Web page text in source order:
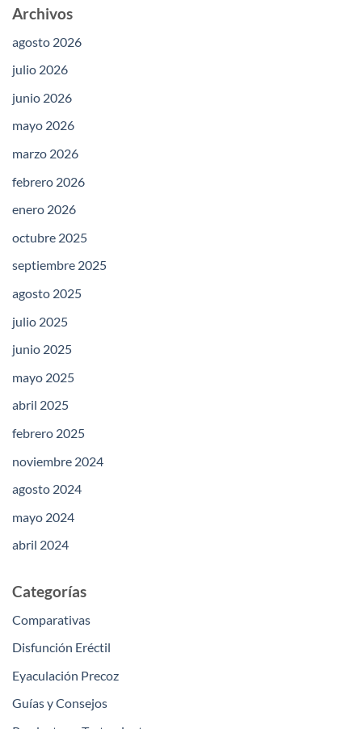
Archivos
agosto 2026
julio 2026
junio 2026
mayo 2026
marzo 2026
febrero 2026
enero 2026
octubre 2025
septiembre 2025
agosto 2025
julio 2025
junio 2025
mayo 2025
abril 2025
febrero 2025
noviembre 2024
agosto 2024
mayo 2024
abril 2024
Categorías
Comparativas
Disfunción Eréctil
Eyaculación Precoz
Guías y Consejos